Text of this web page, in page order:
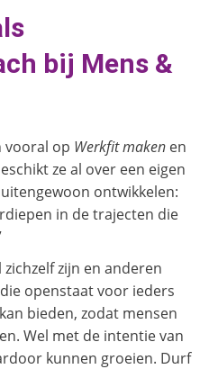
bij Mens &
vooral op Werkfit maken en
ze al over een eigen
ontwikkelen:
in de trajecten die
zijn en anderen
openstaat voor ieders
bieden, zodat mensen
Wel met de intentie van
kunnen groeien. Durf